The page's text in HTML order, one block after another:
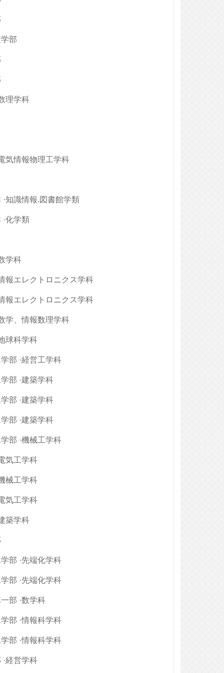
部
理学科
気情報物理工学科
·知識情報.図書館学類
·化学類
学科
報エレクトロニクス学科
報エレクトロニクス学科
学、情報数理学科
球科学科
部 ·経営工学科
部 ·建築学科
部 ·建築学科
部 ·建築学科
部 ·機械工学科
気工学科
械工学科
気工学科
築学科
部 ·先端化学科
部 ·先端化学科
部 ·数学科
部 ·情報科学科
部 ·情報科学科
·経営学科